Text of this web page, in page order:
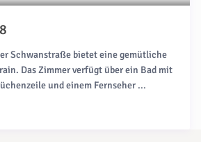
Schwanstraße bietet eine gemütliche
Das Zimmer verfügt über ein Bad mit
und einem Fernseher ...